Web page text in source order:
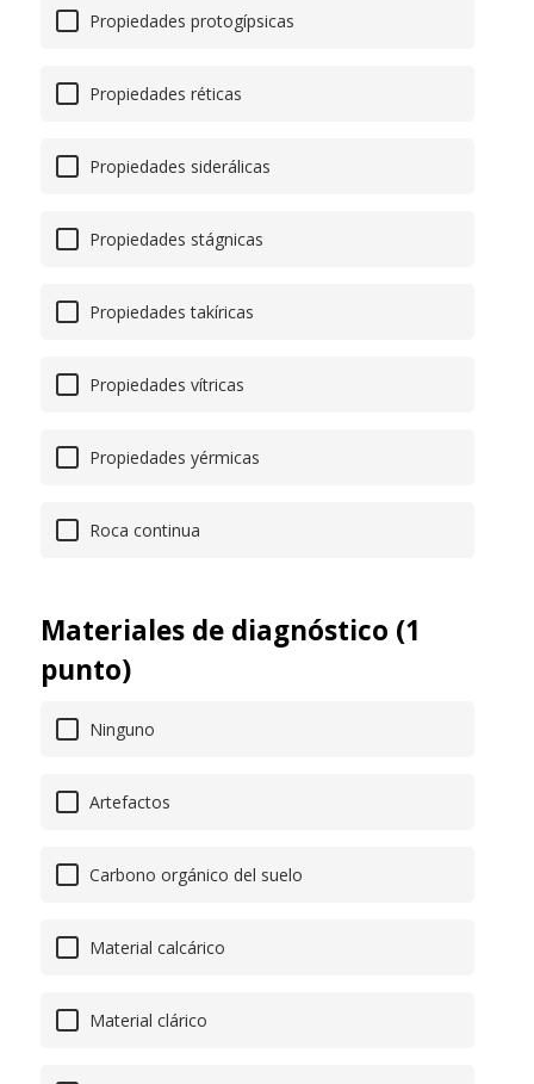
Propiedades protogípsicas
Propiedades réticas
Propiedades siderálicas
Propiedades stágnicas
Propiedades takíricas
Propiedades vítricas
Propiedades yérmicas
Roca continua
Materiales de diagnóstico (1
punto)
Ninguno
Artefactos
Carbono orgánico del suelo
Material calcárico
Material clárico